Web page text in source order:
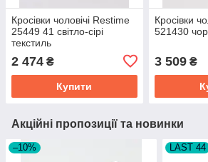
Кросівки чоловічі Restime
25449 41 світло-сірі
текстиль
2 474 ₴
Купити
Кросівки
521430
3 509₴
Акційні пропозиції та новинки
–10% LAST 44